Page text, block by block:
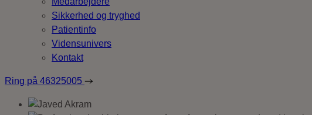
Sikkerhed og tryghed
Patientinfo
Vidensunivers
Kontakt
Ring på 46325005